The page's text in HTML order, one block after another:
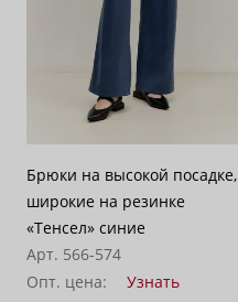
Брюки на высокой посадке,
широкие на резинке
«Тенсел» синие
Арт. 566-574
Опт. цена:
Узнать